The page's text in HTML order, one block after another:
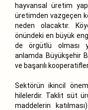
hayvansal üretim
üretimden vazgeçen
neden olacaktır.
önündeki en büyük
de örgütlü olması
anlamda Büyükşehir
ve başarılı
Sektörün ikincil
hilelerdir. Taklit süt
maddelerin